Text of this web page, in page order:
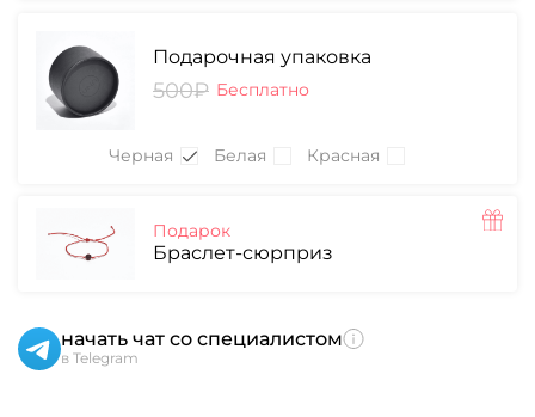
Подарочная упаковка
500₽ Бесплатно
Черная Белая Красная
Подарок
Браслет-сюрприз
начать чат со специалистом
в Telegram